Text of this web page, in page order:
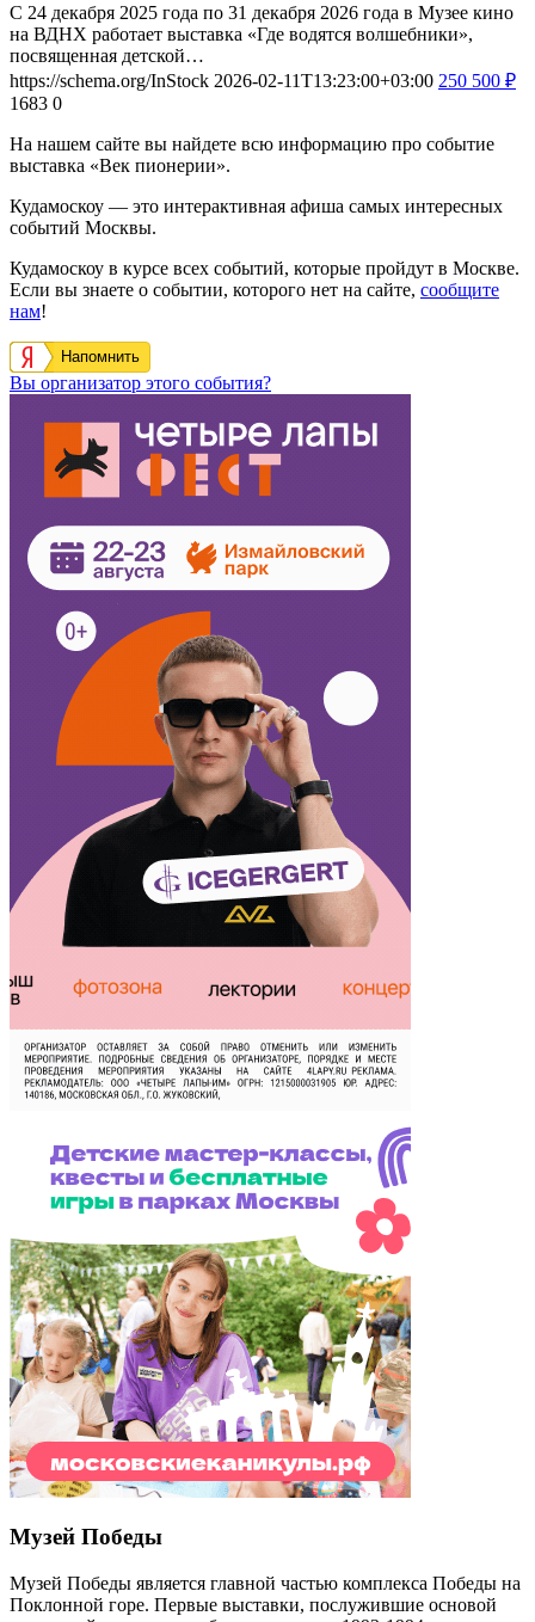
С 24 декабря 2025 года по 31 декабря 2026 года в Музее кино
на ВДНХ работает выставка «Где водятся волшебники»,
посвященная детской…
https://schema.org/InStock 2026-02-11T13:23:00+03:00 250 500 ₽
1683 0
На нашем сайте вы найдете всю информацию про событие
выставка «Век пионерии».
Кудамоскоу — это интерактивная афиша самых интересных
событий Москвы.
Кудамоскоу в курсе всех событий, которые пройдут в Москве.
Если вы знаете о событии, которого нет на сайте, сообщите
нам!
Напомнить
Вы организатор этого события?
Музей Победы
Музей Победы является главной частью комплекса Победы на
Поклонной горе. Первые выставки, послужившие основой